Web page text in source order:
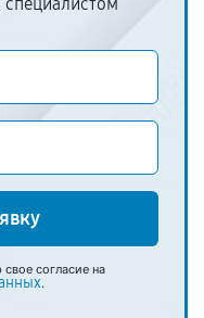
согласие на
.